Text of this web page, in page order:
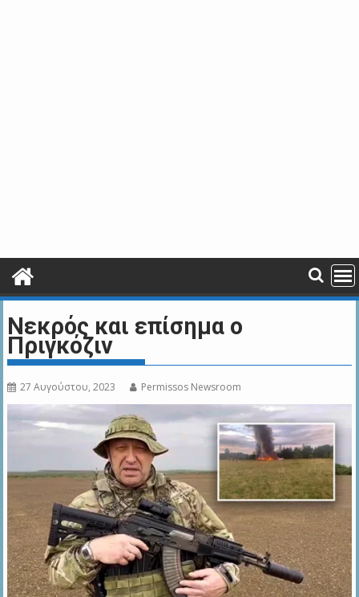
Νεκρός και επίσημα ο
Πριγκόζιν
27 Αυγούστου, 2023 Permissos Newsroom